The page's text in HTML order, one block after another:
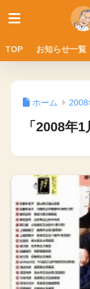
TOP お知らせ一覧
ホーム 2008
「2008年